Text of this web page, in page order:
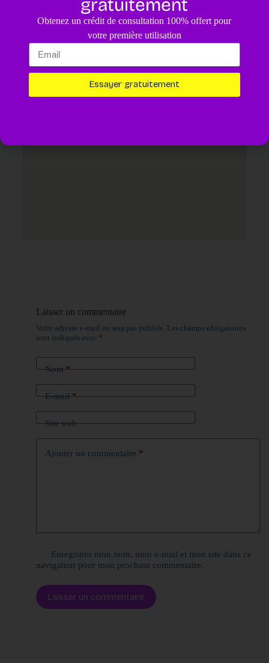
Un diagnostic pour votre animal assisté par IA.
Essayer maintenant
Laisser un commentaire
Votre adresse e-mail ne sera pas publiée. Les champs obligatoires
sont indiqués avec *
Nom*
E-mail*
Site web
Ajouter un commentaire *
Enregistrer mon nom, mon e-mail et mon site dans ce
navigateur pour mon prochain commentaire.
Laisser un commentaire
gratuitement
Obtenez un crédit de consultation 100% offert pour
votre première utilisation
Essayer gratuitement